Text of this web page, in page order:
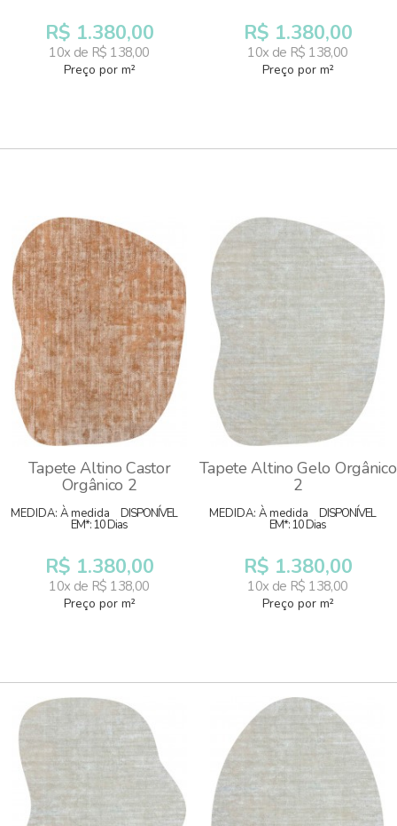
R$ 1.380,00
10x de R$ 138,00
Preço por m²
R$ 1.380,00
10x de R$ 138,00
Preço por m²
Tapete Altino Castor
Orgânico 2
MEDIDA: À medida DISPONÍVEL
EM*: 10 Dias
R$ 1.380,00
10x de R$ 138,00
Preço por m²
Tapete Altino Gelo Orgânico
2
MEDIDA: À medida DISPONÍVEL
EM*: 10 Dias
R$ 1.380,00
10x de R$ 138,00
Preço por m²